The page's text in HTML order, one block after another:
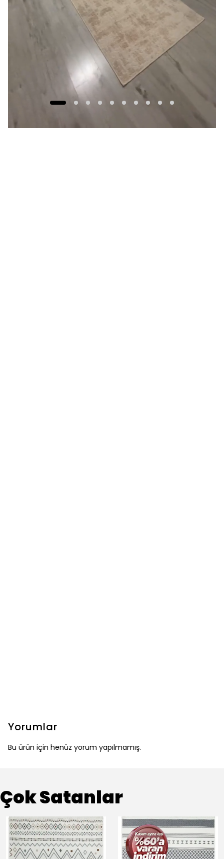
Yorumlar
Bu ürün için henüz yorum yapılmamış.
Çok Satanlar